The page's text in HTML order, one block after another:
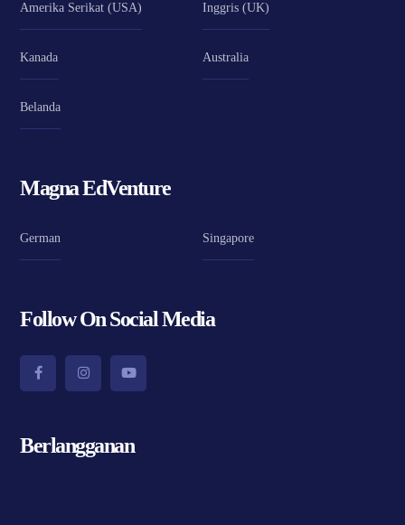
Amerika Serikat (USA) Inggris (UK)
Kanada Australia
Belanda
Magna EdVenture
German Singapore
Follow On Social Media
Berlangganan